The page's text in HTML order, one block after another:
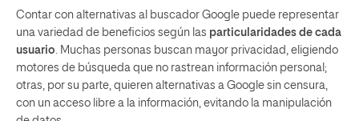
Contar con alternativas al buscador Google puede representar
una variedad de beneficios según las particularidades de cada
usuario. Muchas personas buscan mayor privacidad, eligiendo
motores de búsqueda que no rastrean información personal;
otras, por su parte, quieren alternativas a Google sin censura,
con un acceso libre a la información, evitando la manipulación